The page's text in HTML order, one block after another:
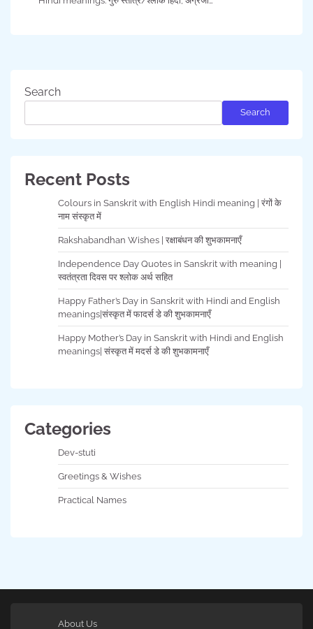
Search
Search
Recent Posts
Colours in Sanskrit with English Hindi meaning | रंगों के
नाम संस्कृत में
Rakshabandhan Wishes | रक्षाबंधन की शुभकामनाएँ
Independence Day Quotes in Sanskrit with meaning |
स्वतंत्रता दिवस पर श्लोक अर्थ सहित
Happy Father’s Day in Sanskrit with Hindi and English
meanings|संस्कृत में फादर्स डे की शुभकामनाएँ
Happy Mother’s Day in Sanskrit with Hindi and English
meanings| संस्कृत में मदर्स डे की शुभकामनाएँ
Categories
Dev-stuti
Greetings & Wishes
Practical Names
About Us